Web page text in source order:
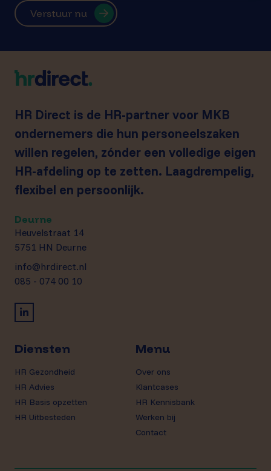
Verstuur nu
HR Direct is de HR-partner voor MKB
ondernemers die hun personeelszaken
willen regelen, zónder een volledige eigen
HR-afdeling op te zetten. Laagdrempelig,
flexibel en persoonlijk.
Deurne
Heuvelstraat 14
5751 HN Deurne
info@hrdirect.nl
085 - 074 00 10
Diensten
HR Gezondheid
HR Advies
HR Basis opzetten
HR Uitbesteden
Menu
Over ons
Klantcases
HR Kennisbank
Werken bij
Contact